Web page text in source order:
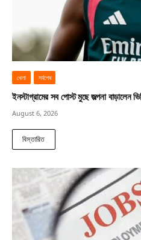
খেলা সর্বশেষ
ইনস্টাগ্রামের সব পোস্ট মুছে জল্পনা বাড়ালেন
August 6, 2026
বিস্তারিত